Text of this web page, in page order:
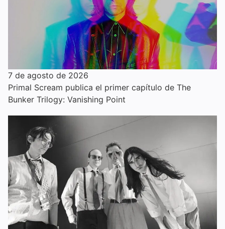
7 de agosto de 2026
Primal Scream publica el primer capítulo de The
Bunker Trilogy: Vanishing Point